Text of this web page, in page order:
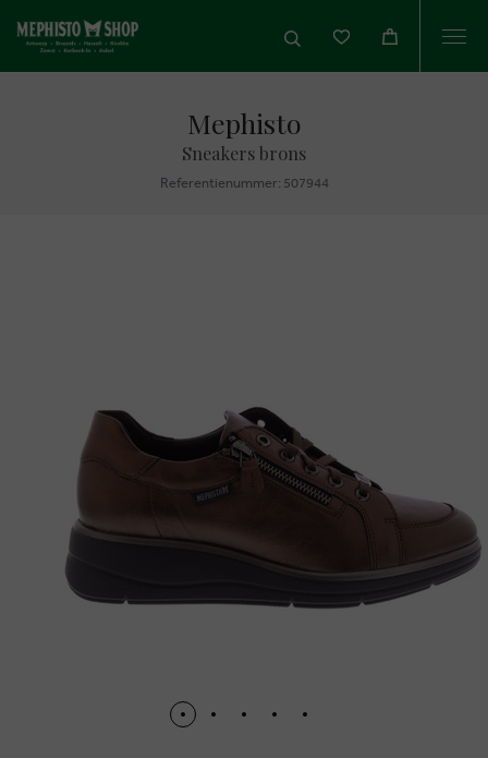
Mephisto
Sneakers brons
Referentienummer: 507944